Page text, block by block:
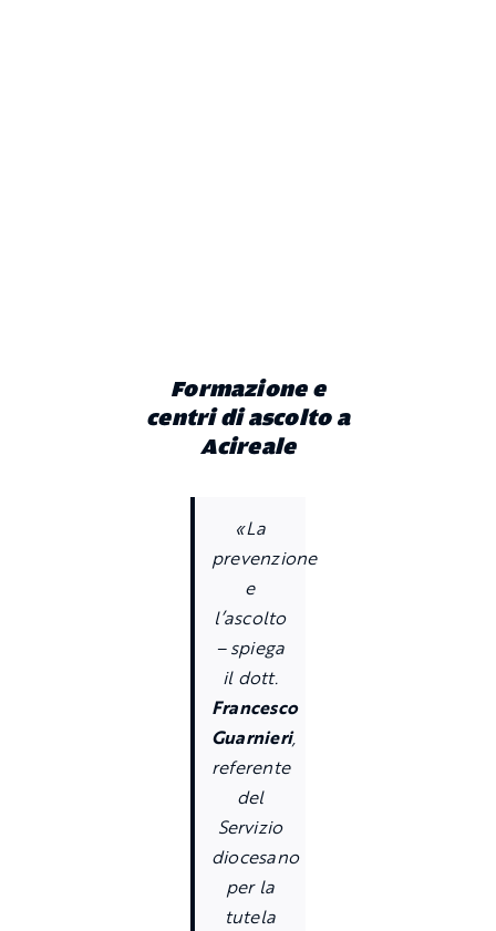
Formazione e
centri di ascolto a
Acireale
«La
prevenzione
e
l’ascolto
– spiega
il dott.
Francesco
Guarnieri,
referente
del
Servizio
diocesano
per la
tutela